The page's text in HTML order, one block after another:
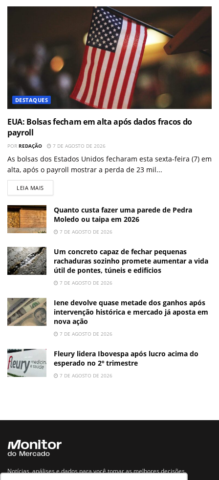
DESTAQUES
EUA: Bolsas fecham em alta após dados fracos do
payroll
POR REDAÇÃO 7 DE AGOSTO DE 2026
As bolsas dos Estados Unidos fecharam esta sexta-feira (7) em
alta, após o payroll mostrar a perda de 23 mil...
LEIA MAIS
Quanto custa fazer uma parede de Pedra
Moledo ou taipa em 2026
7 DE AGOSTO DE 2026
Um concreto capaz de fechar pequenas
rachaduras sozinho promete aumentar a vida
útil de pontes, túneis e edifícios
7 DE AGOSTO DE 2026
Iene devolve quase metade dos ganhos após
intervenção histórica e mercado já aposta em
nova ação
7 DE AGOSTO DE 2026
Fleury lidera Ibovespa após lucro acima do
esperado no 2º trimestre
7 DE AGOSTO DE 2026
Notícias, análises e dados para você tomar as melhores decisões.